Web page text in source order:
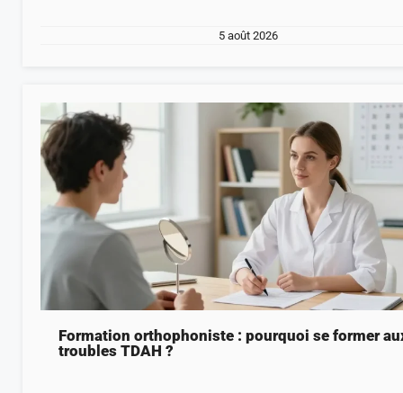
5 août 2026
Formation orthophoniste : pourquoi se former
troubles TDAH ?